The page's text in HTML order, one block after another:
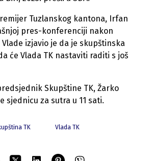
Tuzlanskog kantona, Irfan
pres-konferenciji nakon
izjavio je da je skupštinska
će Vlada TK nastaviti raditi s još
Skupštine TK, Žarko
sjednicu za sutra u 11 sati.
TK Vlada TK